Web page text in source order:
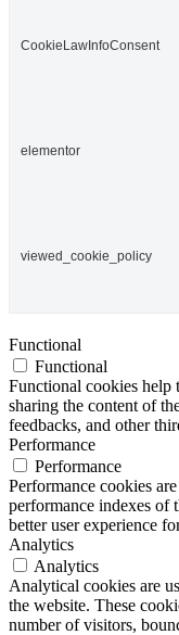
CookieLawInfoConsent
elementor
viewed_cookie_policy
Functional
Functional
Functional cookies help
sharing the content of
feedbacks, and other
Performance
Performance
Performance cookies
performance indexes of
better user experience
Analytics
Analytics
Analytical cookies are
the website. These
number of visitors,